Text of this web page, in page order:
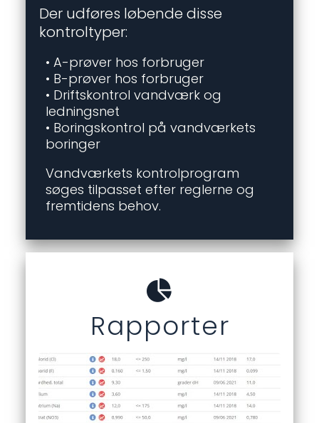
Der udføres løbende disse
kontroltyper:
• A-prøver hos forbruger
• B-prøver hos forbruger
• Driftskontrol vandværk og
ledningsnet
• Boringskontrol på vandværkets
boringer
Vandværkets kontrolprogram
søges tilpasset efter reglerne og
fremtidens behov.
Rapporter